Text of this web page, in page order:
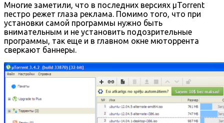
Многие заметили, что в последних версиях μTorrent
пестро режет глаза реклама. Помимо того, что при
установки самой программы нужно быть
внимательным и не установить подозрительные
программы, так еще и в главном окне мюторрента
сверкают баннеры.